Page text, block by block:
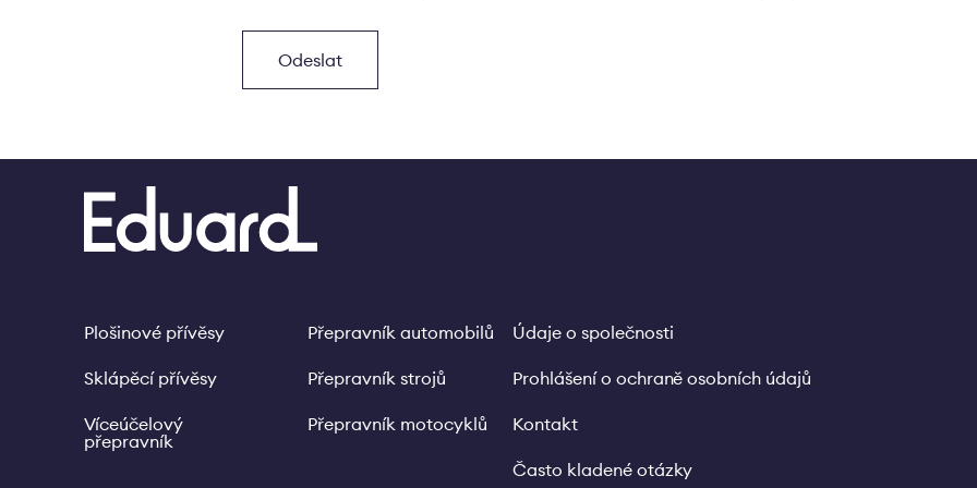
Footer
Plošinové přívěsy
Sklápěcí přívěsy
Víceúčelový
přepravník
Přepravník automobilů
Přepravník strojů
Přepravník motocyklů
Legal
Údaje o společnosti
Prohlášení o ochraně osobních údajů
Kontakt
Často kladené otázky